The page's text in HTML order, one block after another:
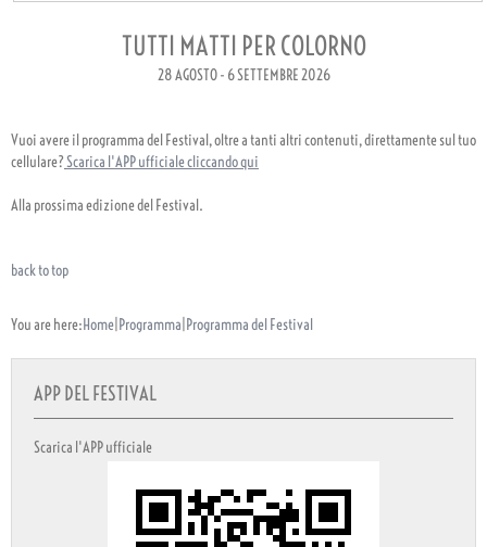
TUTTI MATTI PER COLORNO
28 AGOSTO - 6 SETTEMBRE 2026
Vuoi avere il programma del Festival, oltre a tanti altri contenuti, direttamente sul tuo
cellulare?Scarica l'APP ufficiale cliccando qui
Alla prossima edizione del Festival.
back to top
You are here:Home Programma Programma del Festival
APP DEL FESTIVAL
Scarica l'APP ufficiale